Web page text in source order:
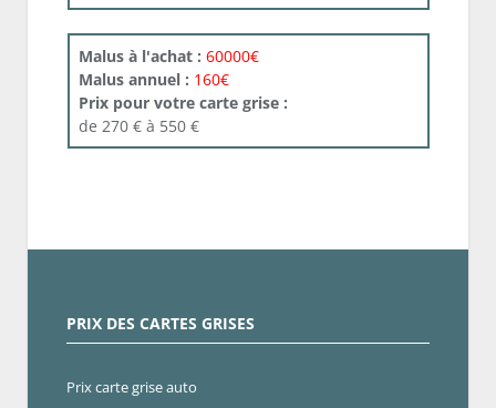
Malus à l'achat : 60000€
Malus annuel : 160€
Prix pour votre carte grise :
de 270 € à 550 €
PRIX DES CARTES GRISES
Prix carte grise auto